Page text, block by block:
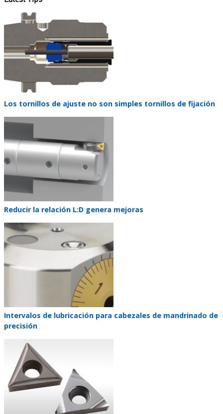
Teaser
image
Teaser
Los tornillos de ajuste no son simples tornillos de fijación
Teaser
Teaser
Reducir la relación L:D genera mejoras
Teaser
image
Teaser
title
Intervalos de lubricación para cabezales de mandrinado de
precisión
Teaser
image